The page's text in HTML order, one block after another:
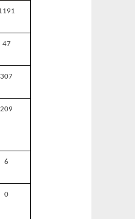
47
307
209
6
0